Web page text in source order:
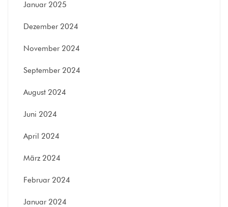
Januar 2025
Dezember 2024
November 2024
September 2024
August 2024
Juni 2024
April 2024
März 2024
Februar 2024
Januar 2024